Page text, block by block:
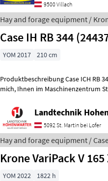
9500 Villach
Hay and forage equipment /
Case IH RB 344
YOM 2017 210 cm
Produktbeschreibung Case ICH RB 344
mich, Ihnen im Maschinenzentrum St. Martin die Case ICH RB 344
Landtechnik
5092 St. Martin bei Lofer
Hay and forage equipment /
Krone VariPack V 165
YOM 2022 1822 h